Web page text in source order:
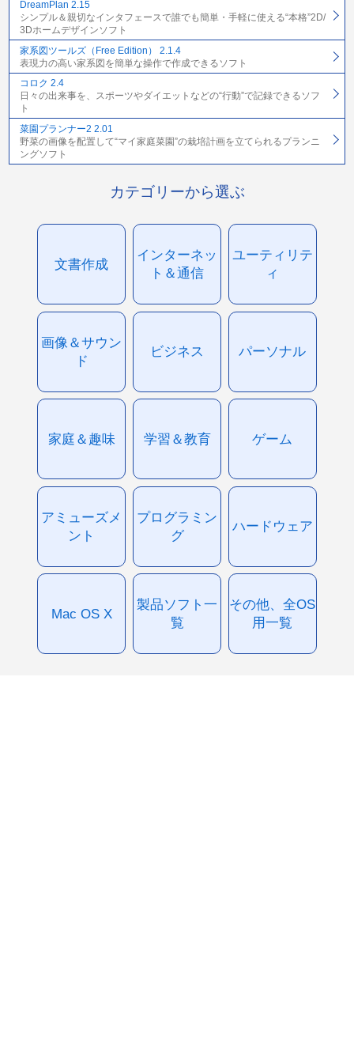
DreamPlan 2.15
シンプル＆親切なインタフェースで誰でも簡単・手軽に使える“本格”2D/
3Dホームデザインソフト
家系図ツールズ（Free Edition） 2.1.4
表現力の高い家系図を簡単な操作で作成できるソフト
コロク 2.4
日々の出来事を、スポーツやダイエットなどの“行動”で記録できるソフ
ト
菜園プランナー2 2.01
野菜の画像を配置して“マイ家庭菜園”の栽培計画を立てられるプランニ
ングソフト
カテゴリーから選ぶ
文書作成
インターネッ
ト＆通信
ユーティリテ
ィ
画像＆サウン
ド
ビジネス パーソナル
家庭＆趣味 学習＆教育 ゲーム
アミューズメ
ント
プログラミン
グ
ハードウェア
Mac OS X
製品ソフト一
覧
その他、全OS
用一覧